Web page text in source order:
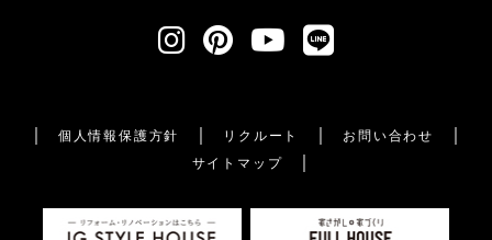
個人情報保護方針 リクルート
お問い合わせ
サイトマップ